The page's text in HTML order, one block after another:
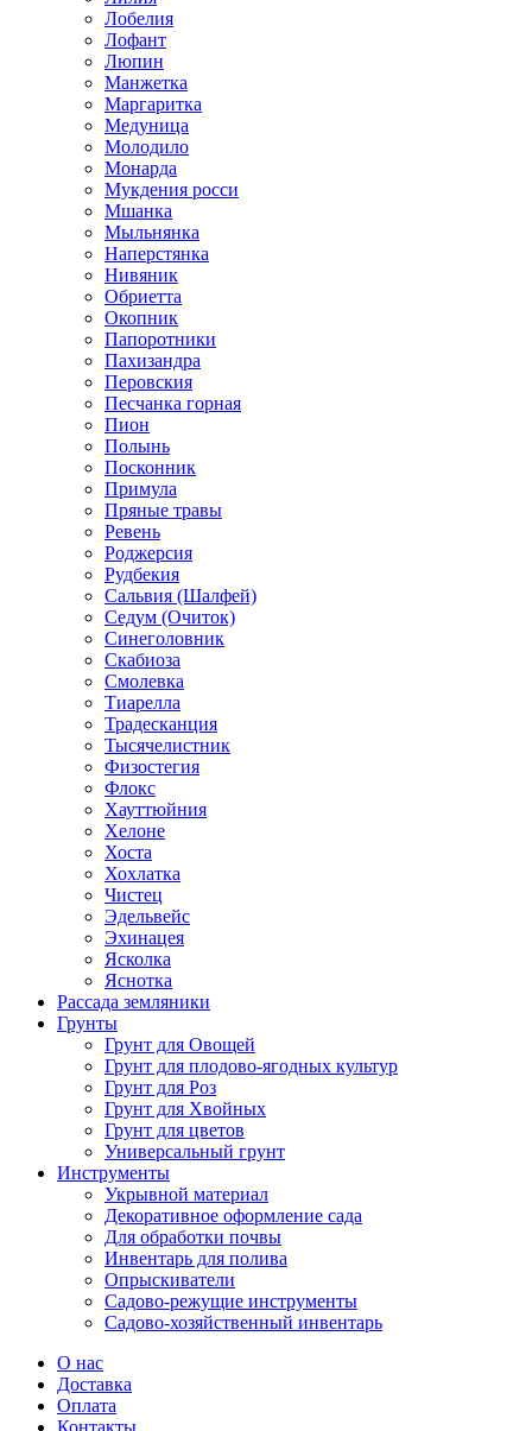
Лобелия
Лофант
Люпин
Манжетка
Маргаритка
Медуница
Молодило
Монарда
Мукдения росси
Мшанка
Мыльнянка
Наперстянка
Нивяник
Обриетта
Окопник
Папоротники
Пахизандра
Перовския
Песчанка горная
Пион
Полынь
Посконник
Примула
Пряные травы
Ревень
Роджерсия
Рудбекия
Сальвия (Шалфей)
Седум (Очиток)
Синеголовник
Скабиоза
Смолевка
Тиарелла
Традесканция
Тысячелистник
Физостегия
Флокс
Хауттюйния
Хелоне
Хоста
Хохлатка
Чистец
Эдельвейс
Эхинацея
Ясколка
Яснотка
Рассада земляники
Грунты
Грунт для Овощей
Грунт для плодово-ягодных культур
Грунт для Роз
Грунт для Хвойных
Грунт для цветов
Универсальный грунт
Инструменты
Укрывной материал
Декоративное оформление сада
Для обработки почвы
Инвентарь для полива
Опрыскиватели
Садово-режущие инструменты
Садово-хозяйственный инвентарь
О нас
Доставка
Оплата
Контакты